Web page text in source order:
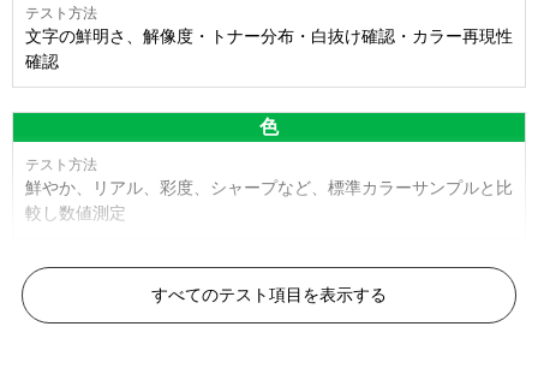
文字の鮮明さ、解像度・トナー分布・白抜け確認・カラー再現性
確認
色
鮮やか、リアル、彩度、シャープなど、標準カラーサンプルと比
較し数値測定
すべてのテスト項目を表示する